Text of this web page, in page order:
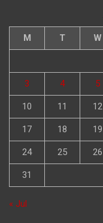
M T W
3 4 5
10 11 12
17 18 19
24 25 26
31
« Jul